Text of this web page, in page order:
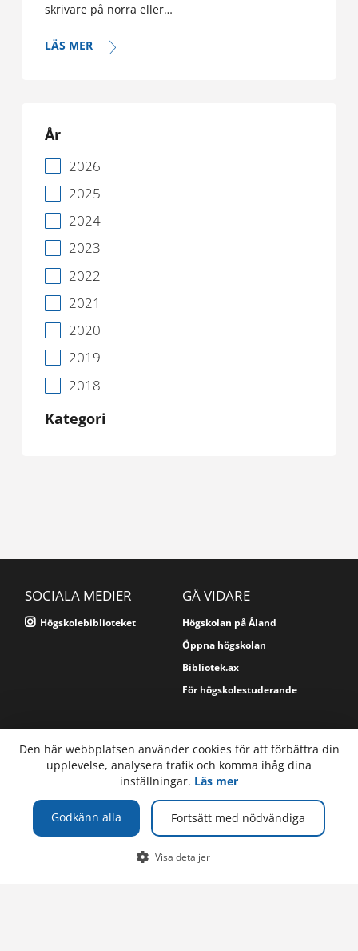
skrivare på norra eller…
LÄS MER
År
2026
2025
2024
2023
2022
2021
2020
2019
2018
Kategori
SOCIALA MEDIER
Högskolebiblioteket
GÅ VIDARE
Högskolan på Åland
Öppna högskolan
Bibliotek.ax
För högskolestuderande
+358 (0)18 537 706
+358 (0)18 537 707
E-POST
Högskolan på Åland / biblioteket
Mariehamns stadsbibliotek
PB 76
Om webbplatsen
Webbplatskarta
Den här webbplatsen använder cookies för att förbättra din
upplevelse, analysera trafik och komma ihåg dina
inställningar. Läs mer
Godkänn alla Fortsätt med nödvändiga
Visa detaljer